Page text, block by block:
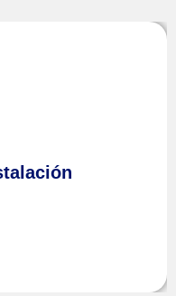
en contratar a
servicio